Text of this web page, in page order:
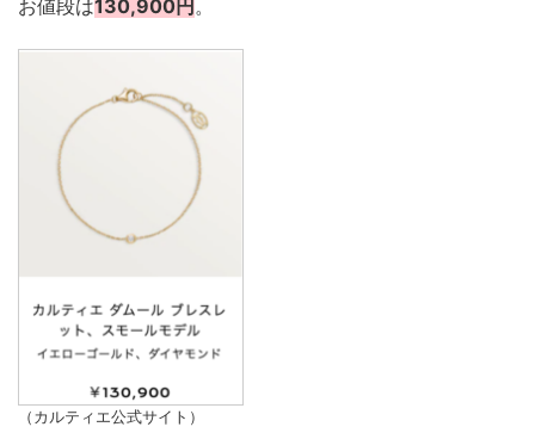
お値段は130,900円。
（カルティエ公式サイト）